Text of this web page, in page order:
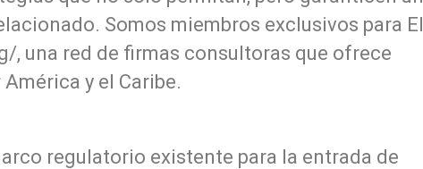
Somos miembros exclusivos para El
, una red de firmas consultoras que ofrece
y el Caribe.
regulatorio existente para la entrada de